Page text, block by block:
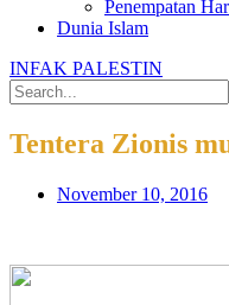
Penempatan
Dunia Islam
INFAK PALESTIN
Tentera Zionis
November 10, 2016